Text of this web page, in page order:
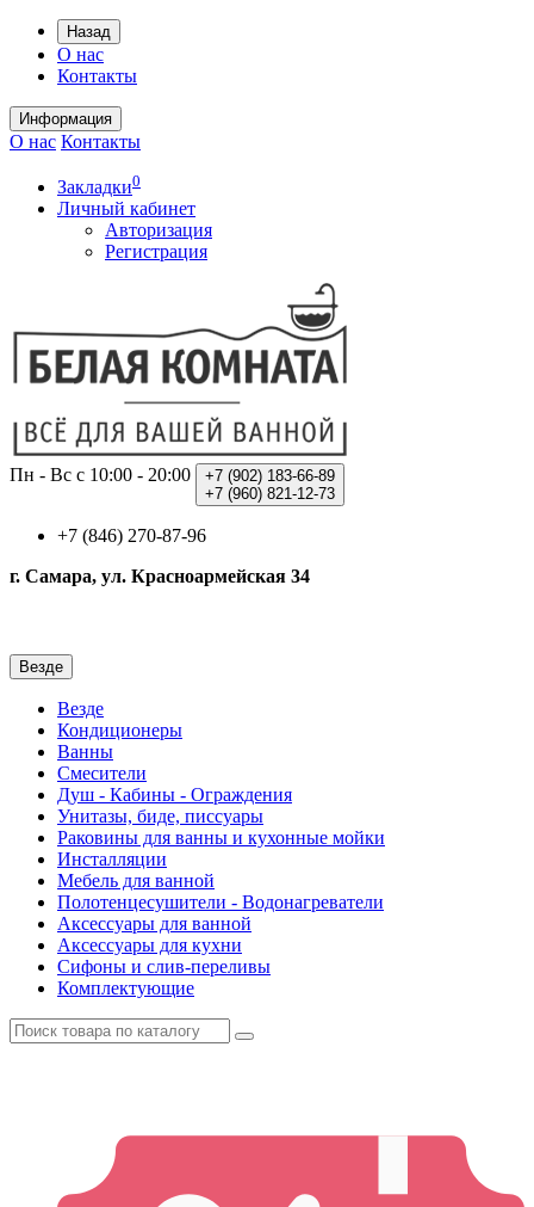
Назад
О нас
Контакты
Информация
О нас Контакты
Закладки0
Личный кабинет
Авторизация
Регистрация
Пн - Вс с 10:00 - 20:00 +7 (902) 183-66-89
+7 (960) 821-12-73
+7 (846) 270-87-96
г. Самара, ул. Красноармейская 34
Везде
Везде
Кондиционеры
Ванны
Смесители
Душ - Кабины - Ограждения
Унитазы, биде, писсуары
Раковины для ванны и кухонные мойки
Инсталляции
Мебель для ванной
Полотенцесушители - Водонагреватели
Аксессуары для ванной
Аксессуары для кухни
Сифоны и слив-переливы
Комплектующие